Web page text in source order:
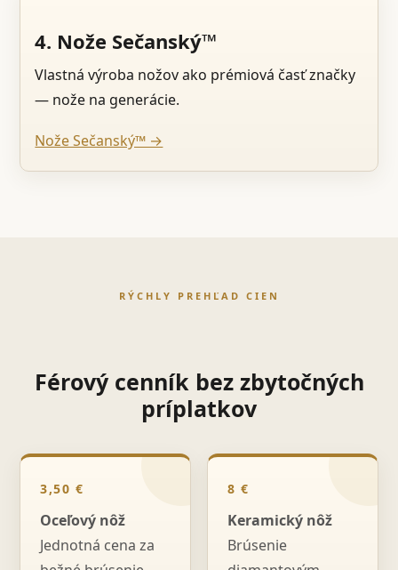
4. Nože Sečanský™
Vlastná výroba nožov ako prémiová časť značky
— nože na generácie.
Nože Sečanský™ →
RÝCHLY PREHĽAD CIEN
Férový cenník bez zbytočných
príplatkov
3,50 €
Oceľový nôž
Jednotná cena za
8 €
Keramický nôž
Brúsenie